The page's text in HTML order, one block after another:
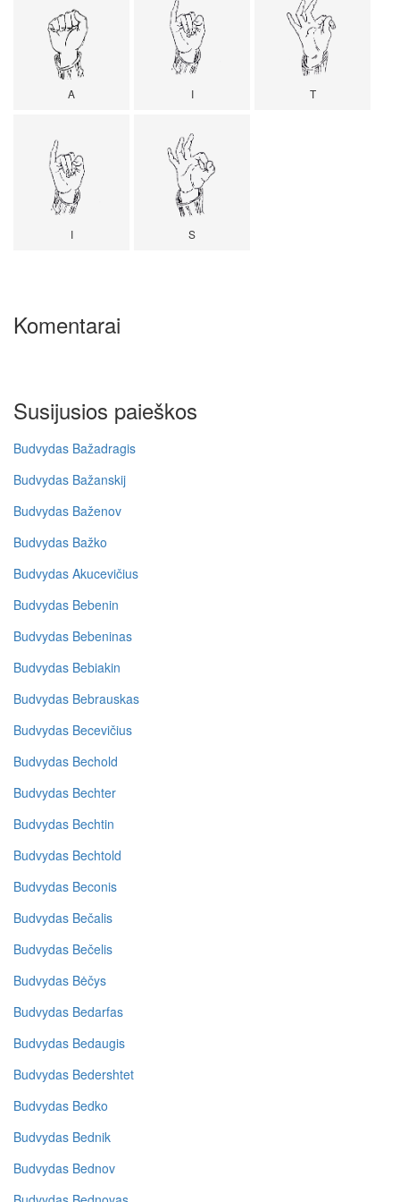
A I T
I S
Komentarai
Susijusios paieškos
Budvydas Bažadragis
Budvydas Bažanskij
Budvydas Baženov
Budvydas Bažko
Budvydas Akucevičius
Budvydas Bebenin
Budvydas Bebeninas
Budvydas Bebiakin
Budvydas Bebrauskas
Budvydas Becevičius
Budvydas Bechold
Budvydas Bechter
Budvydas Bechtin
Budvydas Bechtold
Budvydas Beconis
Budvydas Bečalis
Budvydas Bečelis
Budvydas Bėčys
Budvydas Bedarfas
Budvydas Bedaugis
Budvydas Bedershtet
Budvydas Bedko
Budvydas Bednik
Budvydas Bednov